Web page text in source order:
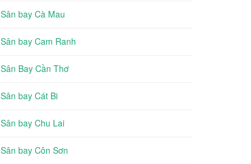
Sân bay Cà Mau
Sân bay Cam Ranh
Sân Bay Cần Thơ
Sân bay Cát Bi
Sân bay Chu Lai
Sân bay Côn Sơn